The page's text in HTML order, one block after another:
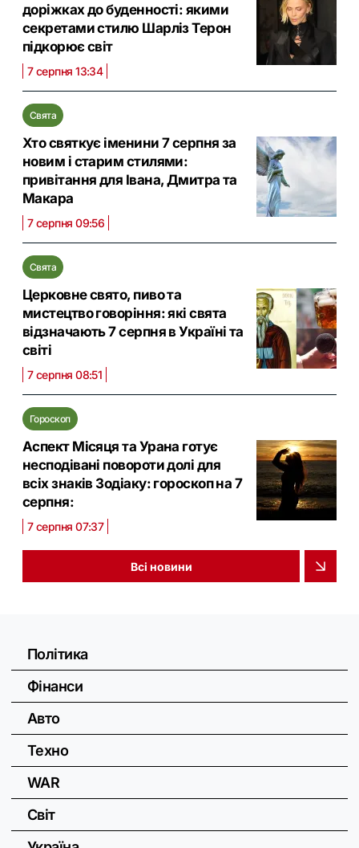
доріжках до буденності: якими
секретами стилю Шарліз Терон
підкорює світ
7 серпня 13:34
Свята
Хто святкує іменини 7 серпня за
новим і старим стилями:
привітання для Івана, Дмитра та
Макара
7 серпня 09:56
Свята
Церковне свято, пиво та
мистецтво говоріння: які свята
відзначають 7 серпня в Україні та
світі
7 серпня 08:51
Гороскоп
Аспект Місяця та Урана готує
несподівані повороти долі для
всіх знаків Зодіаку: гороскоп на 7
серпня:
7 серпня 07:37
Всі новини
Політика
Фінанси
Авто
Техно
WAR
Світ